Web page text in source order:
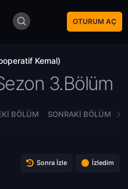
OTURUM AÇ
Kemal)
3.Bölüm
BÖLÜM SONRAKI BÖLÜM
Sonra İzle İzledim